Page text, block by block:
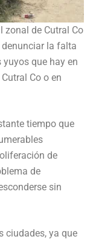
zonal de Cutral Co
la falta
que hay en
Co o en
tiempo que
de
de
sin
ciudades, ya que